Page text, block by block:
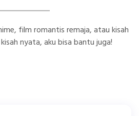
film romantis remaja, atau kisah
nyata, aku bisa bantu juga!